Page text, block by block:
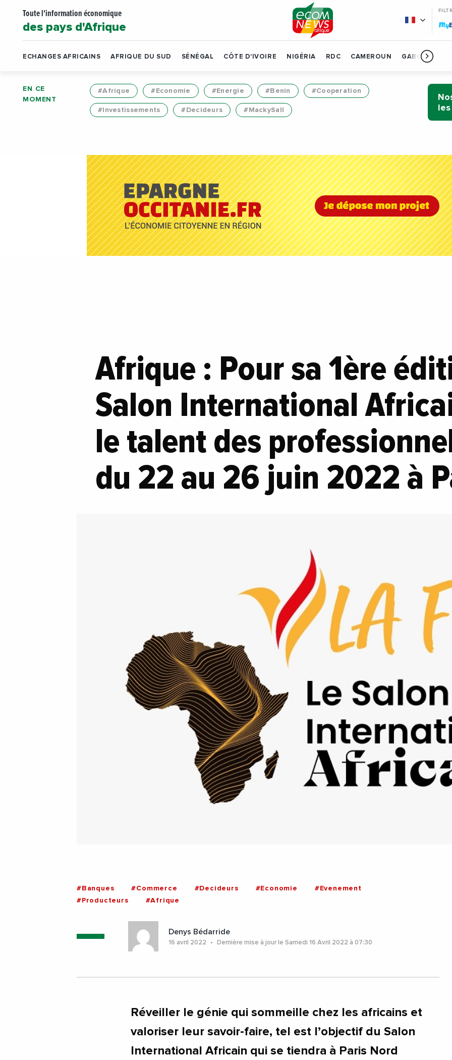
Toute l'information économique
des pays d'Afrique My
ECHANGES AFRICAINS AFRIQUE DU SUD SÉNÉGAL CÔTE D'IVOIRE NIGÉRIA RDC CAMEROUN GABON
EN CE
MOMENT
#Afrique #Economie #Energie #Benin #Cooperation
#Investissements #Decideurs #MackySall
Afrique : Pour sa 1ère
Salon International
le talent des
du 22 au 26 juin 2022 à
#Banques #Commerce #Decideurs #Economie
#Evenement
#Producteurs
#Afrique
Denys Bédarride
16 avril 2022 Dernière mise à jour le Samedi 16 Avril 2022 à 07:30
Réveiller le génie qui sommeille chez les africains et
valoriser leur savoir-faire, tel est l’objectif du Salon
International Africain qui se tiendra à Paris Nord